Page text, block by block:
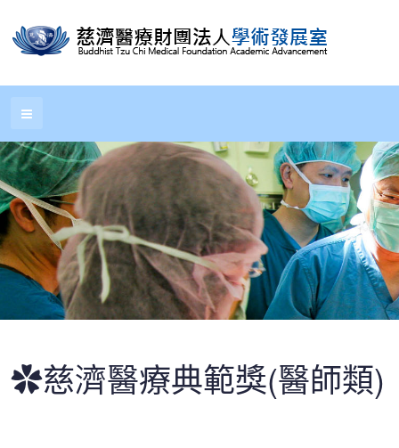
✿慈濟醫療典範獎(醫師類)